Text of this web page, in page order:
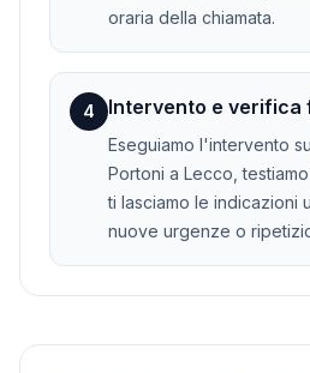
oraria della chiamata.
4 Intervento e verifica
Eseguiamo l'intervento
Portoni a Lecco,
ti lasciamo le indicazioni
nuove urgenze o